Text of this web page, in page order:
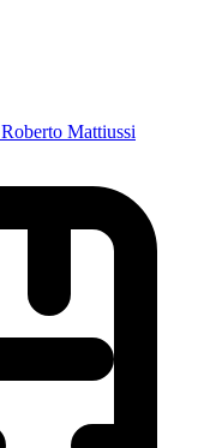
Roberto Mattiussi